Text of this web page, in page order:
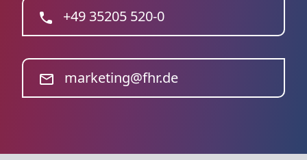
+49 35205 520-0
marketing@fhr.de